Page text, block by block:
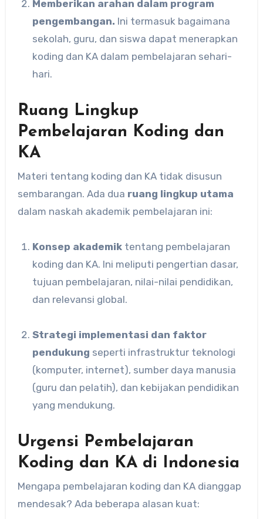
Memberikan arahan dalam program
pengembangan. Ini termasuk bagaimana
sekolah, guru, dan siswa dapat menerapkan
koding dan KA dalam pembelajaran sehari-
hari.
Ruang Lingkup
Pembelajaran Koding dan
KA
Materi tentang koding dan KA tidak disusun
sembarangan. Ada dua ruang lingkup utama
dalam naskah akademik pembelajaran ini:
Konsep akademik tentang pembelajaran
koding dan KA. Ini meliputi pengertian dasar,
tujuan pembelajaran, nilai-nilai pendidikan,
dan relevansi global.
Strategi implementasi dan faktor
pendukung seperti infrastruktur teknologi
(komputer, internet), sumber daya manusia
(guru dan pelatih), dan kebijakan pendidikan
yang mendukung.
Urgensi Pembelajaran
Koding dan KA di Indonesia
Mengapa pembelajaran koding dan KA dianggap
mendesak? Ada beberapa alasan kuat: